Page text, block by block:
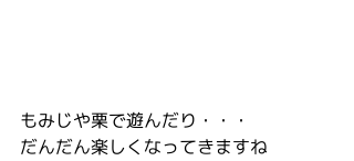
もみじや栗で遊んだり・・・
だんだん楽しくなってきますね